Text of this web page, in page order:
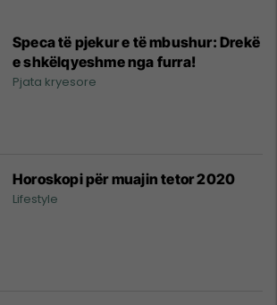
Speca të pjekur e të mbushur: Drekë
e shkëlqyeshme nga furra!
Pjata kryesore
Horoskopi për muajin tetor 2020
Lifestyle